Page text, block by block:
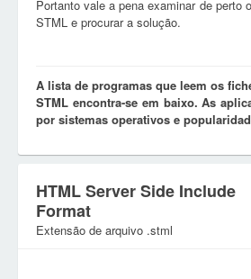
Portanto vale a pena examinar de perto
STML e procurar a solução.
A lista de programas que leem os
STML encontra-se em baixo. As
por sistemas operativos e
HTML Server Side Include
Format
Extensão de arquivo .stml